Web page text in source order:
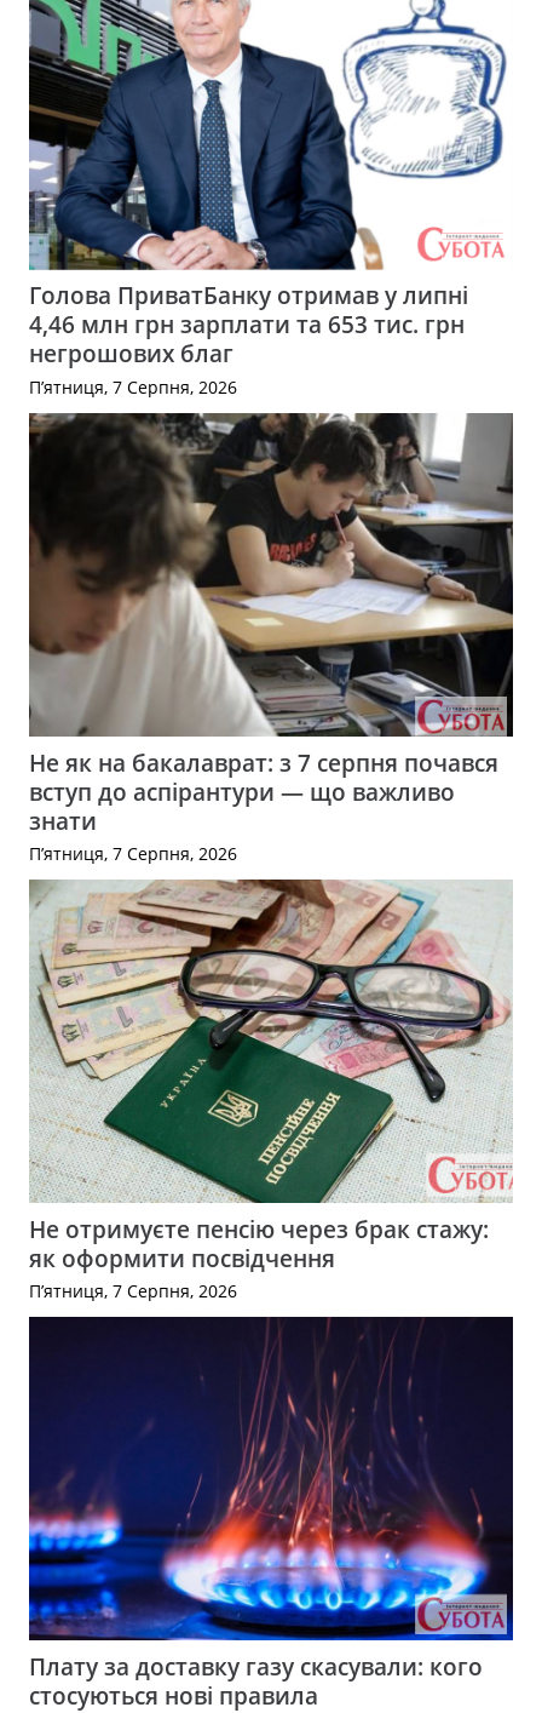
Голова ПриватБанку отримав у липні
4,46 млн грн зарплати та 653 тис. грн
негрошових благ
П’ятниця, 7 Серпня, 2026
Не як на бакалаврат: з 7 серпня почався
вступ до аспірантури — що важливо
знати
П’ятниця, 7 Серпня, 2026
Не отримуєте пенсію через брак стажу:
як оформити посвідчення
П’ятниця, 7 Серпня, 2026
Плату за доставку газу скасували: кого
стосуються нові правила